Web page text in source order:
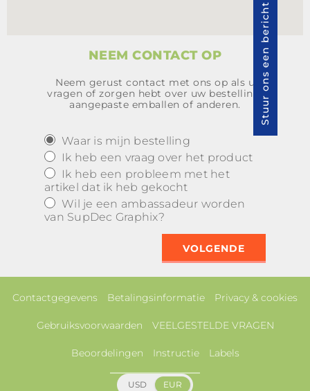
NEEM CONTACT OP
Neem gerust contact met ons op als u
vragen of zorgen hebt over uw bestelling,
aangepaste emballen of anderen.
Waar is mijn bestelling
Ik heb een vraag over het product
Ik heb een probleem met het
artikel dat ik heb gekocht
Wil je een ambassadeur worden
van SupDec Graphix?
Contactgegevens Betalingsinformatie Privacy & cookies
Gebruiksvoorwaarden VEELGESTELDE VRAGEN
Beoordelingen Instructie Labels
USD EUR
Stuur ons een bericht